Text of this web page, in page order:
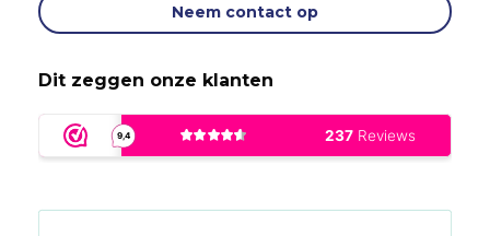
Neem contact op
Dit zeggen onze klanten